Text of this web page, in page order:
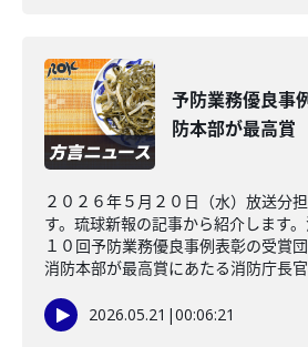
予防業務優良
防本部が最高賞
２０２６年５月２０日（水）放送分
す。琉球新報の記事から紹介します
１０回予防業務優良事例表彰の受賞
消防本部が最高賞にあたる消防庁長
2026.05.21 |00:06:21